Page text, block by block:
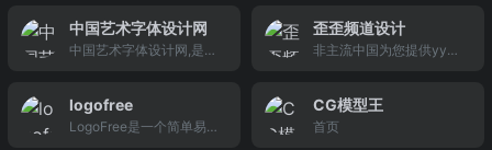
中国艺术字体设计网
中国艺术字体设计网,是一
的平台。
歪歪频道设计
非主流中国为您提供yy频
设计样本等等关于yy频道
设计的一切精品设计模板,
logofree
LogoFree是一个简单易用
CG模型王
首页